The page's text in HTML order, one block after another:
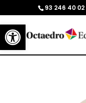
Abrir barra de
93 246 40 02